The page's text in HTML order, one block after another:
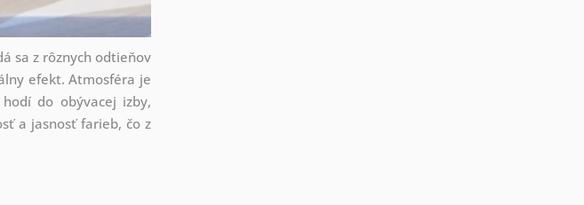
sa z rôznych odtieňov
efekt. Atmosféra je
do obývacej izby,
a jasnosť farieb, čo z